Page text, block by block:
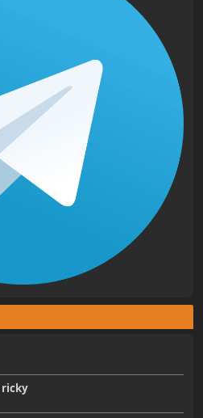
ricky